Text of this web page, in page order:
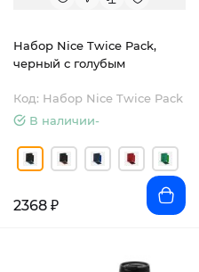
Набор Nice Twice Pack,
черный с голубым
Код: Набор Nice Twice Pack
В наличии-
2368 ₽